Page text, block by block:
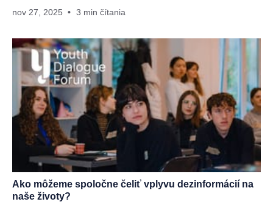
nov 27, 2025 3 min čítania
Ako môžeme spoločne čeliť vplyvu dezinformácií na
naše životy?